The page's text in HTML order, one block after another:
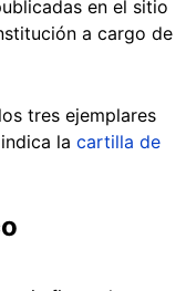
en el sitio
a cargo de
tres ejemplares
la cartilla de